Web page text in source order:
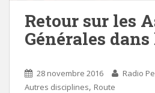
Retour sur les
Générales dans
28 novembre 2016 Radio
Autres disciplines, Route